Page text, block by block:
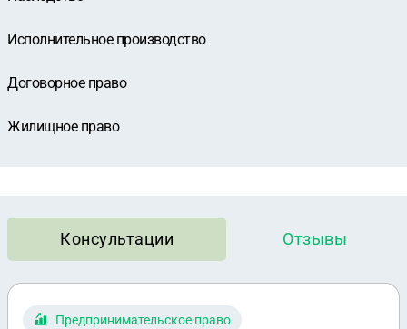
Исполнительное производство
Договорное право
Жилищное право
Консультации Отзывы
Предпринимательское право